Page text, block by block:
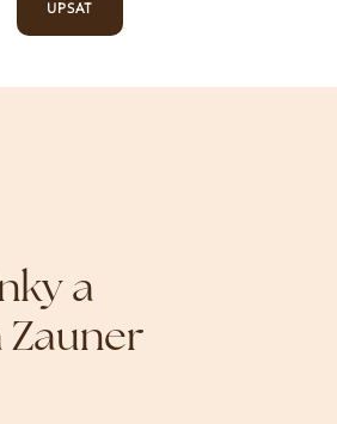
UPSAT
a
Zauner